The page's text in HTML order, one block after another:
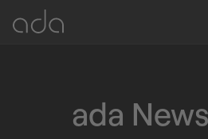
ada